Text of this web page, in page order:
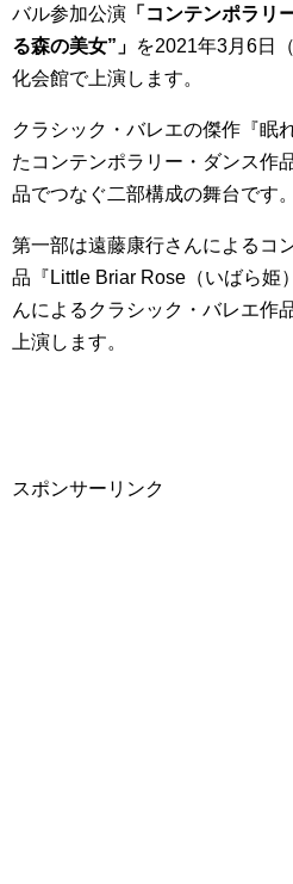
バル参加公演 「コンテンポラリ
る森の美女”」 を2021年3月6日
化会館で上演します。
クラシック・バレエの傑作『眠
たコンテンポラリー・ダンス作
品でつなぐ二部構成の舞台です。
第一部は遠藤康行さんによるコ
品『Little Briar Rose（いばら姫
んによるクラシック・バレエ作
上演します。
スポンサーリンク